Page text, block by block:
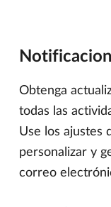
Obtenga
todas las
Use los ajustes
personalizar y
correo